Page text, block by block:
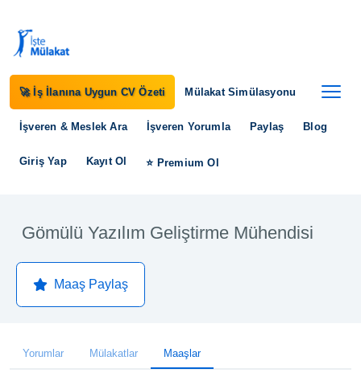
🚀 İş İlanına Uygun CV Özeti Mülakat Simülasyonu
İşveren & Meslek Ara İşveren Yorumla Paylaş Blog
Giriş Yap Kayıt Ol ⭐ Premium Ol
Gömülü Yazılım Geliştirme Mühendisi
Maaş Paylaş
Yorumlar Mülakatlar Maaşlar